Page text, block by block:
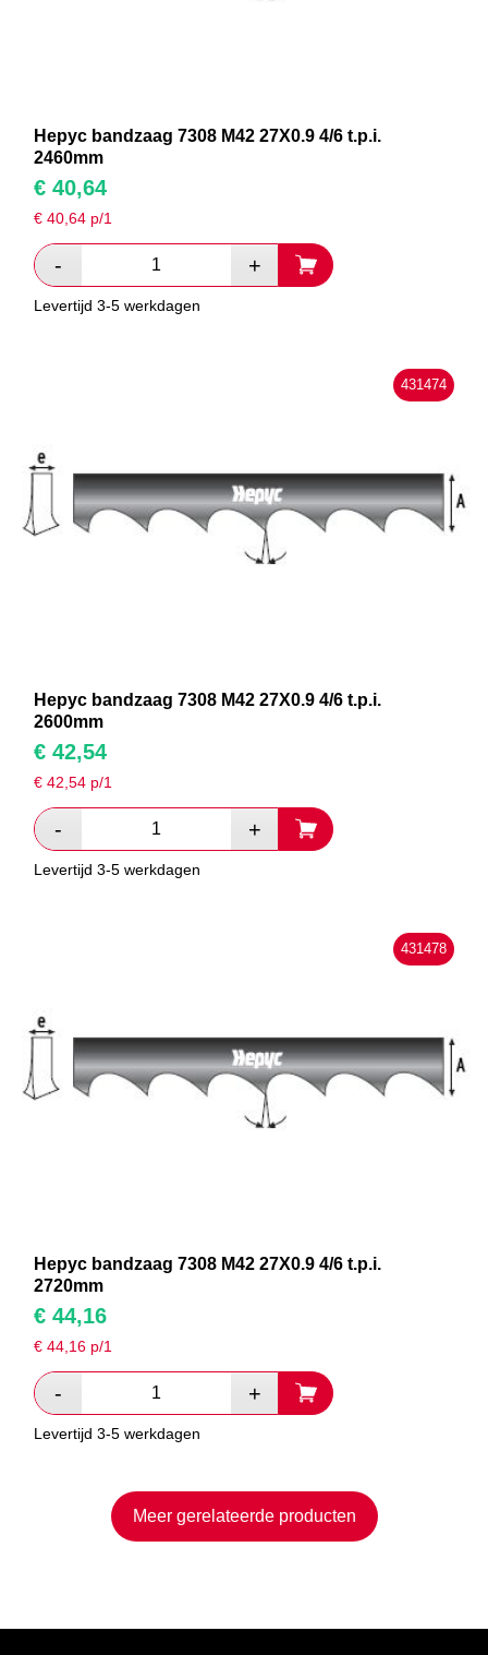
Hepyc bandzaag 7308 M42 27X0.9 4/6 t.p.i.
2460mm
€ 40,64
€40,64 p/1
Levertijd 3-5 werkdagen
431474
Hepyc bandzaag 7308 M42 27X0.9 4/6 t.p.i.
2600mm
€ 42,54
€42,54 p/1
Levertijd 3-5 werkdagen
431478
Hepyc bandzaag 7308 M42 27X0.9 4/6 t.p.i.
2720mm
€ 44,16
€44,16 p/1
Levertijd 3-5 werkdagen
Meer gerelateerde producten